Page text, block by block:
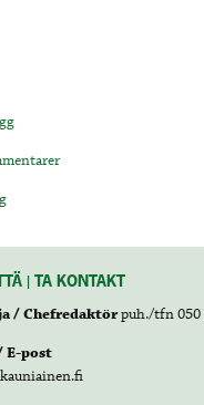
| TA KONTAKT
/ Chefredaktörpuh./tfn 050
E-post